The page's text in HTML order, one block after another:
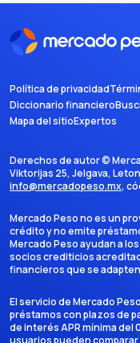
Política de privacidad
Diccionario financiero
Mapa del sitioExpertos
Derechos de autor ©
Viktorijas 25, Jelgava,
info@mercadopeso.mx,
Mercado Peso no es un
crédito y no emite
Mercado Peso ayudan a
socios crediticios
financieros que se
El servicio de Mercado
préstamos con plazos de
de interés APR mínima del
usuarios pueden